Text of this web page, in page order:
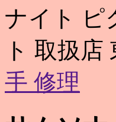
ナイト ピ
ト 取扱店
手 修理